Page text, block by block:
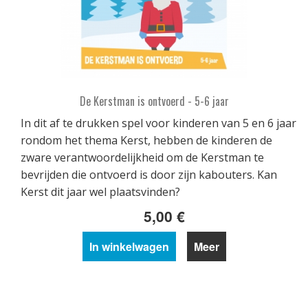
De Kerstman is ontvoerd - 5-6 jaar
In dit af te drukken spel voor kinderen van 5 en 6 jaar
rondom het thema Kerst, hebben de kinderen de
zware verantwoordelijkheid om de Kerstman te
bevrijden die ontvoerd is door zijn kabouters. Kan
Kerst dit jaar wel plaatsvinden?
5,00 €
In winkelwagen Meer